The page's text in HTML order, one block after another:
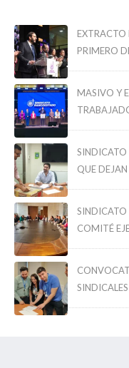
EXTRACTO
PRIMERO
MASIVO Y
SINDICATO
QUE
SINDICATO
COMITÉ